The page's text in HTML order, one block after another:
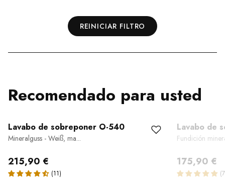
REINICIAR FILTRO
Recomendado para usted
Lavabo de sobreponer O-540
Mineralguss - Weiß, ma...
215,90 €
Lavabo de
Fundición
175,90 €